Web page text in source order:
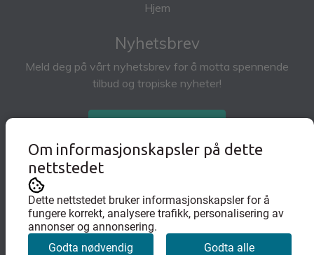
Hjem
Nyhetsbrev
Meld deg på vårt nyhetsbrev for å motta spennende
tilbud og tropiske nyheter!
Om informasjonskapsler på dette
nettstedet
Dette nettstedet bruker informasjonskapsler for å
fungere korrekt, analysere trafikk, personalisering av
annonser og annonsering.
Godta nødvendig
Godta alle